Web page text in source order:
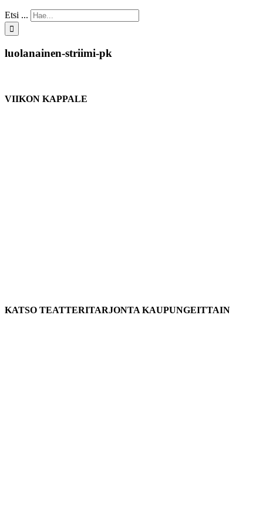
Etsi ...
luolanainen-striimi-pk
VIIKON KAPPALE
KATSO TEATTERITARJONTA KAUPUNGEITTAIN